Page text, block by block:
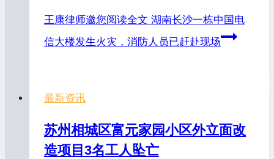
王康律师邀您阅读全文 湖南长沙一栋中国电
信大楼发生火灾，消防人员已赶赴现场
最新资讯
苏州相城区富元家园小区外立面改
造项目3名工人坠亡